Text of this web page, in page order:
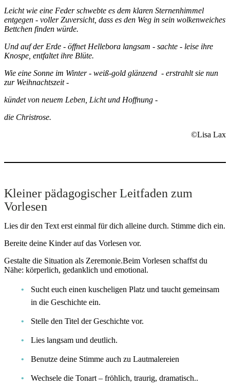
Leicht wie eine Feder schwebte es dem klaren Sternenhimmel
entgegen - voller Zuversicht, dass es den Weg in sein wolkenweiches
Bettchen finden würde.
Und auf der Erde - öffnet Hellebora langsam - sachte - leise ihre
Knospe, entfaltet ihre Blüte.
Wie eine Sonne im Winter - weiß-gold glänzend - erstrahlt sie nun
zur Weihnachtszeit -
kündet von neuem Leben, Licht und Hoffnung -
die Christrose.
©Lisa Lax
Kleiner pädagogischer Leitfaden zum
Vorlesen
Lies dir den Text erst einmal für dich alleine durch. Stimme dich ein.
Bereite deine Kinder auf das Vorlesen vor.
Gestalte die Situation als Zeremonie.Beim Vorlesen schaffst du
Nähe: körperlich, gedanklich und emotional.
Sucht euch einen kuscheligen Platz und taucht gemeinsam
in die Geschichte ein.
Stelle den Titel der Geschichte vor.
Lies langsam und deutlich.
Benutze deine Stimme auch zu Lautmalereien
Wechsele die Tonart – fröhlich, traurig, dramatisch..